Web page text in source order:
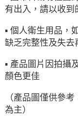
有出入，請以收到
▪ 個人衛生用品，
缺乏完整性及失去
▪ 產品圖片因拍攝
顏色更佳
（產品圖僅供參
為主）